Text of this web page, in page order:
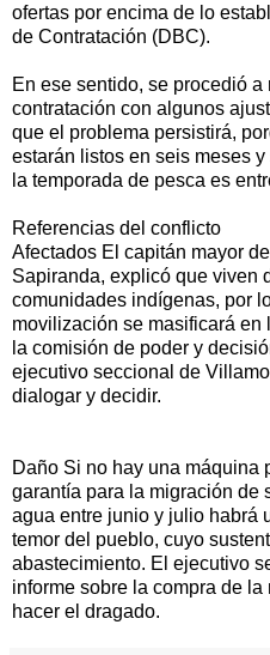
ofertas por encima de lo
de Contratación (DBC).
En ese sentido, se procedió
contratación con algunos
que el problema persistirá,
estarán listos en seis meses
la temporada de pesca es
Referencias del conflicto
Afectados El capitán mayor
Sapiranda, explicó que viven
comunidades indígenas, por
movilización se masificará
la comisión de poder y
ejecutivo seccional de
dialogar y decidir.
Daño Si no hay una máquina
garantía para la migración de
agua entre junio y julio habrá
temor del pueblo, cuyo
abastecimiento. El ejecutivo
informe sobre la compra de
hacer el dragado.